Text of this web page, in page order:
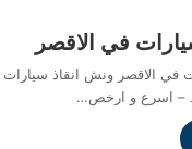
في الاقصر
في الاقصر ونش انقاذ
– اسرع و ارخص…